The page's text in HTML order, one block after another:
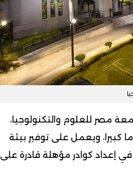
مصر للعلوم والتكنولوجيا،
كبيرا، ويعمل على توفير بيئة
إعداد كوادر مؤهلة قادرة على